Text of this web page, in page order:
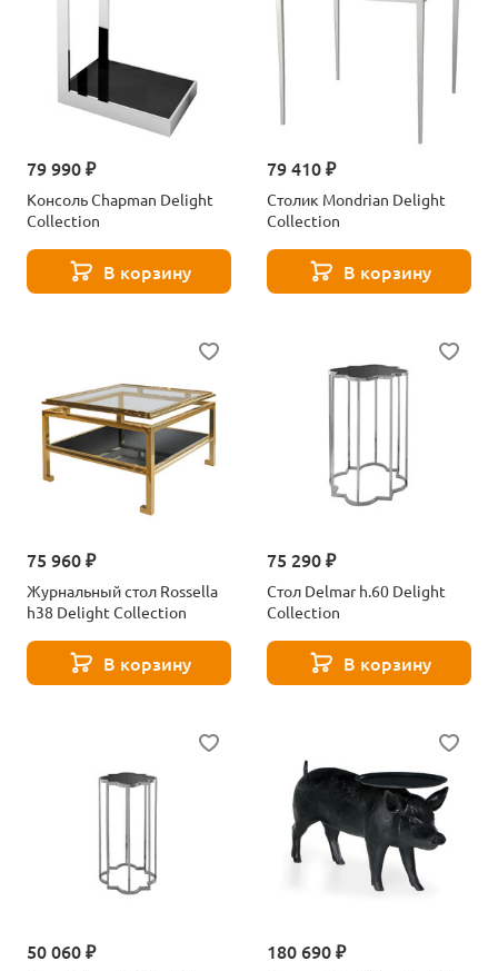
79 990 ₽
Консоль Chapman Delight
Collection
В корзину
79 410 ₽
Столик Mondrian Delight
Collection
В корзину
75 960 ₽
Журнальный стол Rossella
h38 Delight Collection
В корзину
75 290 ₽
Стол Delmar h.60 Delight
Collection
В корзину
50 060 ₽ 180 690 ₽